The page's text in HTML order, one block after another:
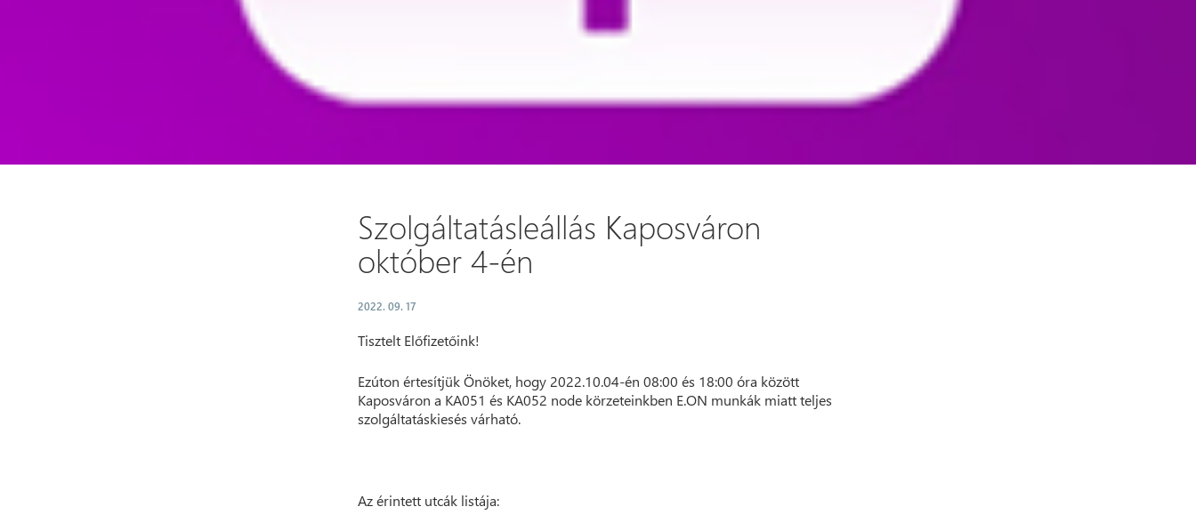
Szolgáltatásleállás Kaposváron
október 4-én
2022. 09. 17
Tisztelt Előfizetőink!
Ezúton értesítjük Önöket, hogy 2022.10.04-én 08:00 és 18:00 óra között
Kaposváron a KA051 és KA052 node körzeteinkben E.ON munkák miatt teljes
szolgáltatáskiesés várható.
Az érintett utcák listája: